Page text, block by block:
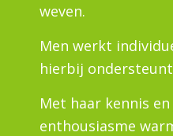
weven.
Men werkt
hierbij
Met haar kennis
enthousiasme